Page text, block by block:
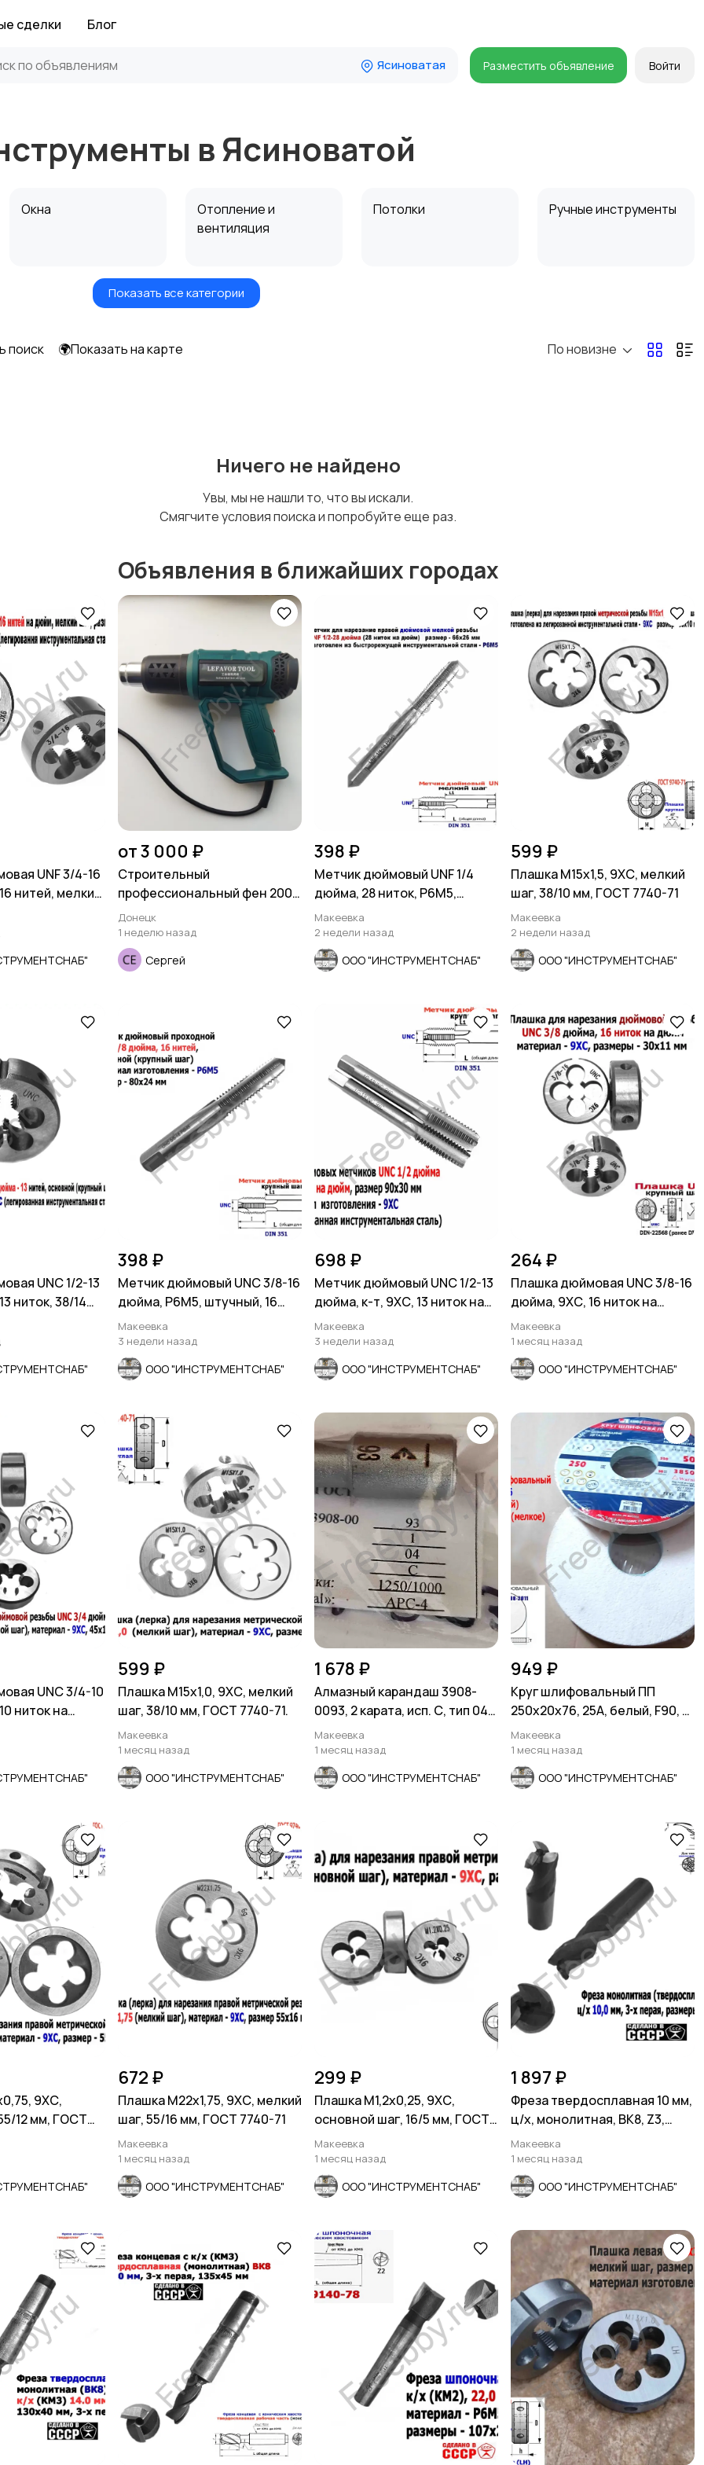
сделки Блог
Ясиноватая Разместить объявление Войти
в Ясиноватой
Окна
Отопление и
вентиляция
Потолки Ручные инструменты
Электроинструмент
Показать все категории
поиск 🌍Показать на карте По новизне
Ничего не найдено
Увы, мы не нашли то, что вы искали.
Смягчите условия поиска и попробуйте еще раз.
Объявления в ближайших городах
UNF 3/4-16
нитей, мелкий
от 3 000 ₽
Строительный
профессиональный фен 2000
Вт.
Донецк
1 неделю назад
Сергей
398 ₽
Метчик дюймовый UNF 1/4
дюйма, 28 ниток, Р6М5,
мелкий шаг, 66/26 мм.
Макеевка
2 недели назад
ООО "ИНСТРУМЕНТСНАБ"
599 ₽
Плашка М15х1,5, 9ХС, мелкий
шаг, 38/10 мм, ГОСТ 7740-71
Макеевка
2 недели назад
ООО "ИНСТРУМЕНТСНАБ"
UNC 1/2-13
ниток, 38/14
398 ₽
Метчик дюймовый UNC 3/8-16
дюйма, Р6М5, штучный, 16
ниток 80/24 мм.
Макеевка
3 недели назад
ООО "ИНСТРУМЕНТСНАБ"
698 ₽
Метчик дюймовый UNC 1/2-13
дюйма, к-т, 9ХС, 13 ниток на
дюйм, 90/30
Макеевка
3 недели назад
ООО "ИНСТРУМЕНТСНАБ"
264 ₽
Плашка дюймовая UNC 3/8-16
дюйма, 9ХС, 16 ниток на
дюйм, 30/11 мм.
Макеевка
1 месяц назад
ООО "ИНСТРУМЕНТСНАБ"
UNC 3/4-10
ниток на
599 ₽
Плашка М15х1,0, 9ХС, мелкий
шаг, 38/10 мм, ГОСТ 7740-71.
Макеевка
1 месяц назад
ООО "ИНСТРУМЕНТСНАБ"
1 678 ₽
Алмазный карандаш 3908-
0093, 2 карата, исп. С, тип 04,
зерн 1250/1000.
Макеевка
1 месяц назад
ООО "ИНСТРУМЕНТСНАБ"
949 ₽
Круг шлифовальный ПП
250х20х76, 25А, белый, F90, K-
L V, мелкое зерно.
Макеевка
1 месяц назад
ООО "ИНСТРУМЕНТСНАБ"
9ХС,
12 мм, ГОСТ
672 ₽
Плашка М22х1,75, 9ХС, мелкий
шаг, 55/16 мм, ГОСТ 7740-71
Макеевка
1 месяц назад
ООО "ИНСТРУМЕНТСНАБ"
299 ₽
Плашка М1,2х0,25, 9ХС,
основной шаг, 16/5 мм, ГОСТ
7740-71.
Макеевка
1 месяц назад
ООО "ИНСТРУМЕНТСНАБ"
1 897 ₽
Фреза твердосплавная 10 мм,
ц/х, монолитная, ВК8, Z3,
50/25 мм, СССР
Макеевка
1 месяц назад
ООО "ИНСТРУМЕНТСНАБ"